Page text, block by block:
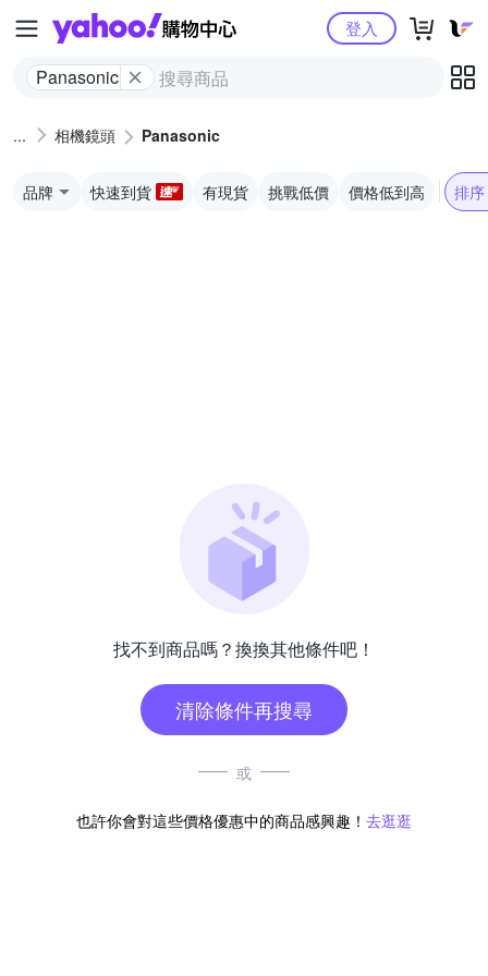
Yahoo購物中心
Panasonic
登入
相機鏡頭 Panasonic
品牌 快速到貨 有現貨 挑戰低價 價格低到高 排序
找不到商品嗎？換換其他條件吧！
清除條件再搜尋
或
也許你會對這些價格優惠中的商品感興趣！ 去逛逛